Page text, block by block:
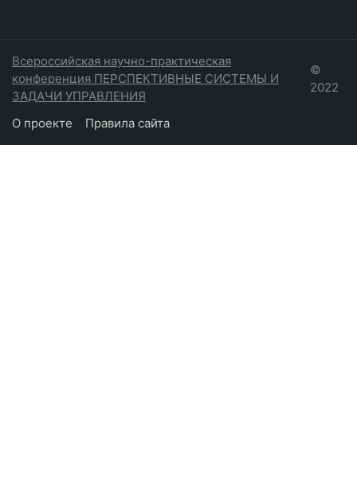
Всероссийская научно-практическая
конференция ПЕРСПЕКТИВНЫЕ СИСТЕМЫ И
ЗАДАЧИ УПРАВЛЕНИЯ
©
2022
О проекте Правила сайта